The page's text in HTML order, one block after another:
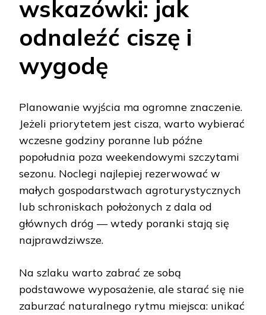
wskazówki: jak
odnaleźć ciszę i
wygodę
Planowanie wyjścia ma ogromne znaczenie.
Jeżeli priorytetem jest cisza, warto wybierać
wczesne godziny poranne lub późne
popołudnia poza weekendowymi szczytami
sezonu. Noclegi najlepiej rezerwować w
małych gospodarstwach agroturystycznych
lub schroniskach położonych z dala od
głównych dróg — wtedy poranki stają się
najprawdziwsze.
Na szlaku warto zabrać ze sobą
podstawowe wyposażenie, ale starać się nie
zaburzać naturalnego rytmu miejsca: unikać